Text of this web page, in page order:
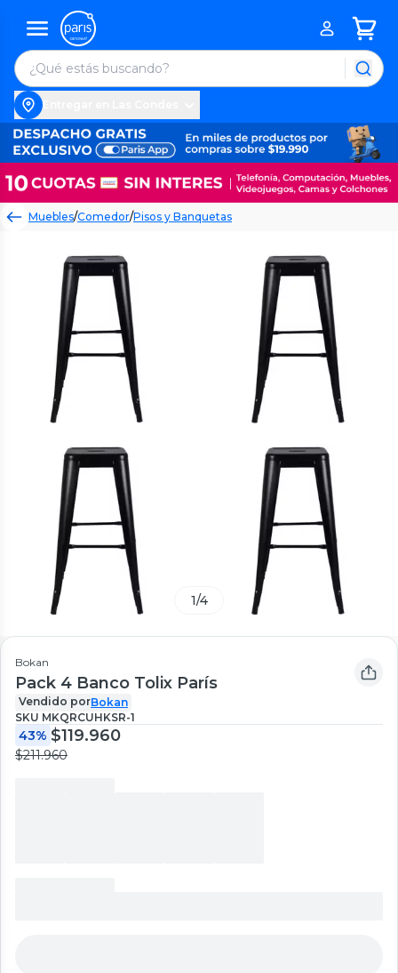
Muebles/Comedor/Pisos y Banquetas
1/4
Bokan
Pack 4 Banco Tolix París
Vendido porBokan
SKU MKQRCUHKSR-1
43% $119.960
$211.960